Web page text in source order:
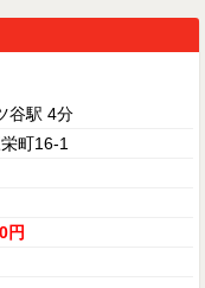
谷駅 4分
町16-1
円